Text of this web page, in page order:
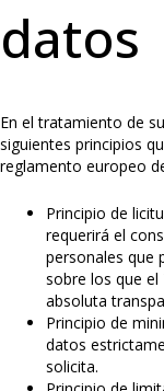
datos
En el tratamiento de
siguientes principios
reglamento europeo
Principio de
requerirá el
personales que
sobre los que
absoluta
Principio de
datos
solicita.